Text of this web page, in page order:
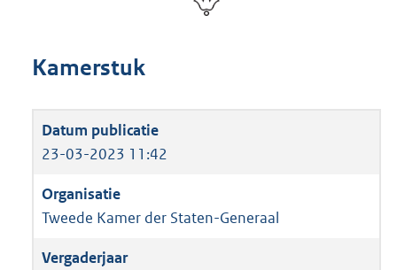
Kamerstuk
23-03-2023 11:42
Tweede Kamer der Staten-Generaal